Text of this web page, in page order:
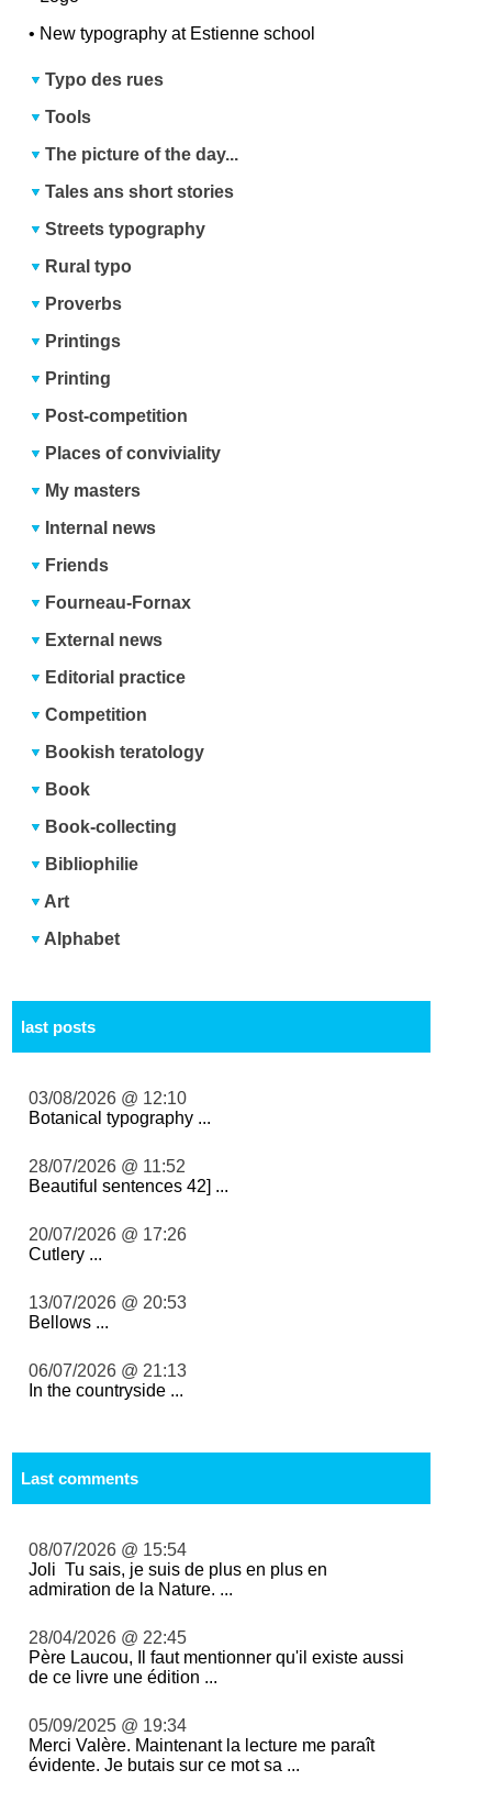
• New typography at Estienne school
Typo des rues
Tools
The picture of the day...
Tales ans short stories
Streets typography
Rural typo
Proverbs
Printings
Printing
Post-competition
Places of conviviality
My masters
Internal news
Friends
Fourneau-Fornax
External news
Editorial practice
Competition
Bookish teratology
Book
Book-collecting
Bibliophilie
Art
Alphabet
last posts
03/08/2026 @ 12:10
Botanical typography ...
28/07/2026 @ 11:52
Beautiful sentences 42] ...
20/07/2026 @ 17:26
Cutlery ...
13/07/2026 @ 20:53
Bellows ...
06/07/2026 @ 21:13
In the countryside ...
Last comments
08/07/2026 @ 15:54
Joli Tu sais, je suis de plus en plus en
admiration de la Nature. ...
28/04/2026 @ 22:45
Père Laucou, Il faut mentionner qu'il existe aussi
de ce livre une édition ...
05/09/2025 @ 19:34
Merci Valère. Maintenant la lecture me paraît
évidente. Je butais sur ce mot sa ...